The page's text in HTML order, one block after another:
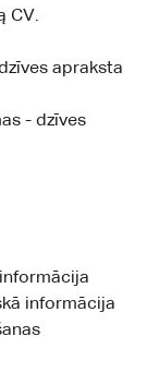
CV.
apraksta
- dzīves
informācija